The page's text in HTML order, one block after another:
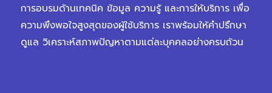
การอบรมด้านเทคนิค ข้อมูล ความรู้ และการให้บริการ เพื่อ
ความพึงพอใจสูงสุดของผู้ใช้บริการ เราพร้อมให้คำปรึกษา
ดูแล วิเคราะห์สภาพปัญหาตามแต่ละบุคคลอย่างครบถ้วน